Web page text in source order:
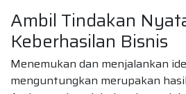
Ambil Tindakan
Keberhasilan Bisnis
Menemukan dan menjalankan
menguntungkan merupakan